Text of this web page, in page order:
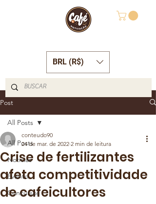
BRL (R$)
Post
All Posts
Notícias
Evento
Concursos
All Posts
Crise de fertilizantes
afeta competitividade
de cafeicultores
conteudo90
24 de mar. de 2022 2 min de leitura